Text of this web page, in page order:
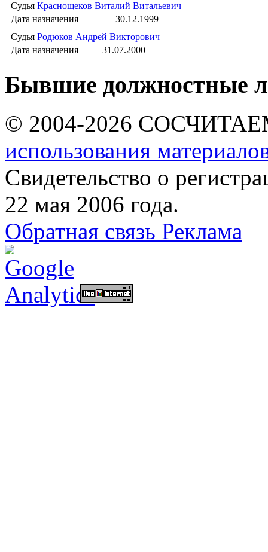
Судья Краснощеков Виталий Витальевич
Дата назначения
30.12.1999
Судья Родюков Андрей Викторович
Дата назначения
31.07.2000
Бывшие должностные
© 2004-2026
использования
Свидетельство о
22 мая 2006 года.
Обратная связь Реклама